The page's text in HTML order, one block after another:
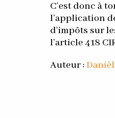
C’est donc à
l’application
d’impôts sur
l’article 418
Auteur :